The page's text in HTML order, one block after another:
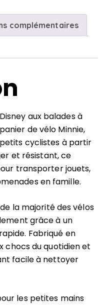
complémentaires
aux balades à
de vélo Minnie,
cyclistes à partir
et résistant, ce
transporter jouets,
en famille.
la majorité des vélos
grâce à un
Fabriqué en
chocs du quotidien et
facile à nettoyer
les petites mains